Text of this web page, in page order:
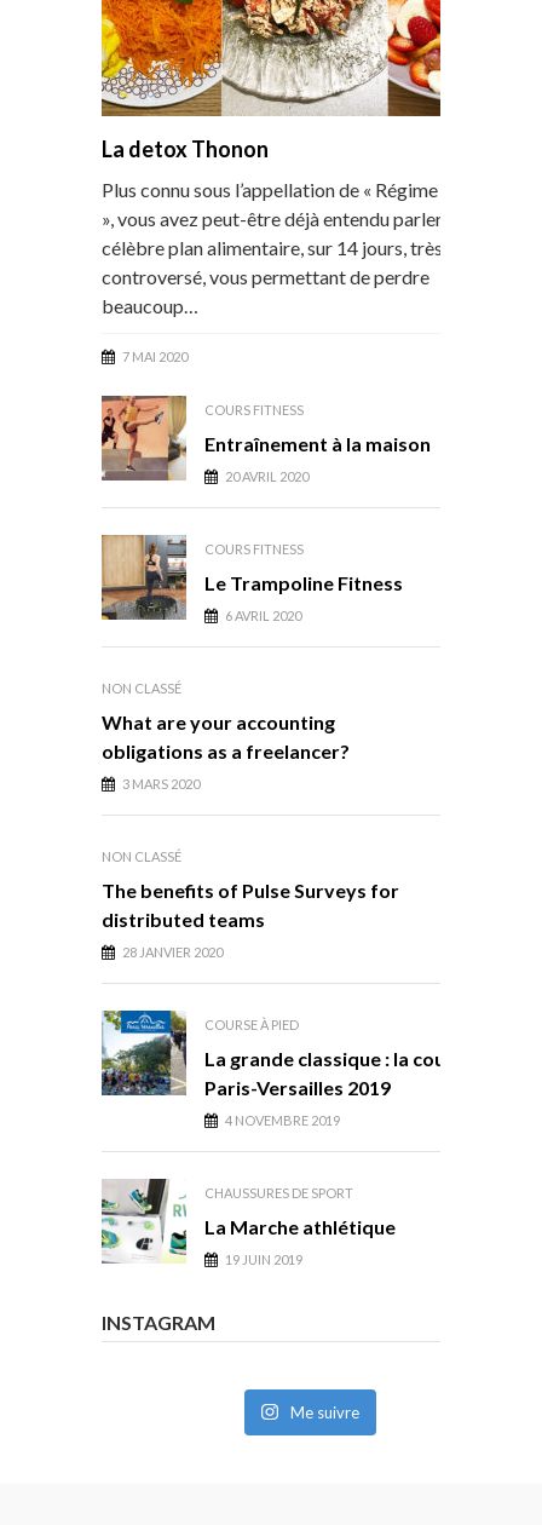
La detox Thonon
Plus connu sous l’appellation de « Régime Thonon
», vous avez peut-être déjà entendu parler de ce
célèbre plan alimentaire, sur 14 jours, très
controversé, vous permettant de perdre
beaucoup…
7 MAI 2020
COURS FITNESS
Entraînement à la maison
20 AVRIL 2020
COURS FITNESS
Le Trampoline Fitness
6 AVRIL 2020
NON CLASSÉ
What are your accounting
obligations as a freelancer?
3 MARS 2020
NON CLASSÉ
The benefits of Pulse Surveys for
distributed teams
28 JANVIER 2020
COURSE À PIED
La grande classique : la course
Paris-Versailles 2019
4 NOVEMBRE 2019
CHAUSSURES DE SPORT
La Marche athlétique
19 JUIN 2019
INSTAGRAM
Me suivre